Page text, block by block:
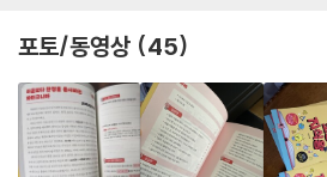
포토/동영상 (45)